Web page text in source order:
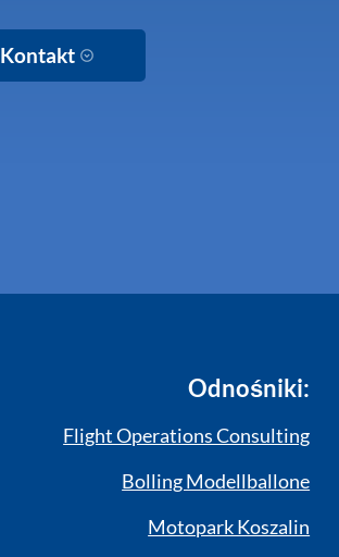
Kontakt
Odnośniki:
Flight Operations Consulting
Bolling Modellballone
Motopark Koszalin